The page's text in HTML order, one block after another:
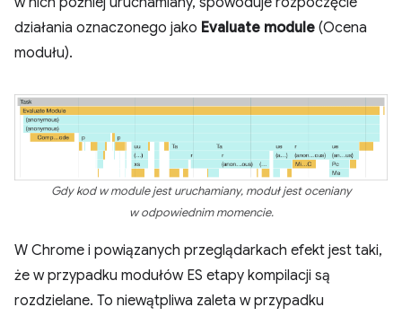
działania oznaczonego jako Evaluate module (Ocena
modułu).
Gdy kod w module jest uruchamiany, moduł jest oceniany
w odpowiednim momencie.
W Chrome i powiązanych przeglądarkach efekt jest taki,
że w przypadku modułów ES etapy kompilacji są
rozdzielane. To niewątpliwa zaleta w przypadku